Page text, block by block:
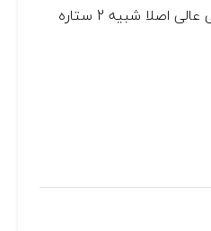
تمیز و مرتب و دسترسی عالی اصلا شبیه 2 ستاره